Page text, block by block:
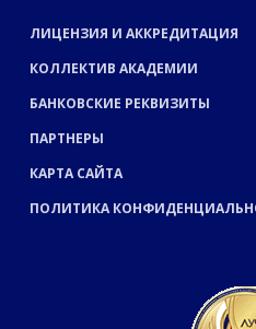
ЛИЦЕНЗИЯ И АККРЕДИТАЦИЯ
КОЛЛЕКТИВ АКАДЕМИИ
БАНКОВСКИЕ РЕКВИЗИТЫ
ПАРТНЕРЫ
КАРТА САЙТА
ПОЛИТИКА